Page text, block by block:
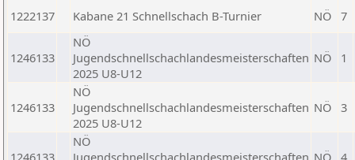
1222137 Kabane 21 Schnellschach B-Turnier NÖ 7
1246133
NÖ
Jugendschnellschachlandesmeisterschaften
2025 U8-U12
NÖ 1
1246133
NÖ
Jugendschnellschachlandesmeisterschaften
2025 U8-U12
NÖ 3
1246133
NÖ
Jugendschnellschachlandesmeisterschaften NÖ 4